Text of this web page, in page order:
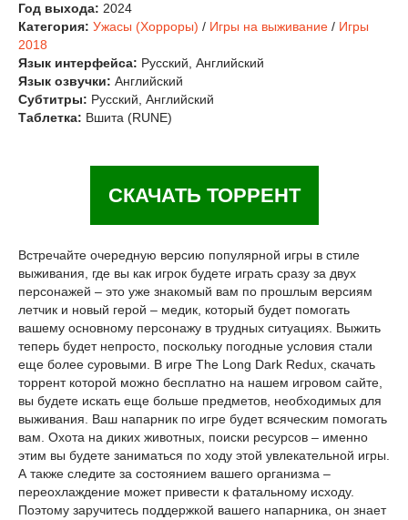
Год выхода: 2024
Категория: Ужасы (Хорроры) / Игры на выживание / Игры
2018
Язык интерфейса: Русский, Английский
Язык озвучки: Английский
Субтитры: Русский, Английский
Таблетка: Вшита (RUNE)
СКАЧАТЬ ТОРРЕНТ
Встречайте очередную версию популярной игры в стиле
выживания, где вы как игрок будете играть сразу за двух
персонажей – это уже знакомый вам по прошлым версиям
летчик и новый герой – медик, который будет помогать
вашему основному персонажу в трудных ситуациях. Выжить
теперь будет непросто, поскольку погодные условия стали
еще более суровыми. В игре The Long Dark Redux, скачать
торрент которой можно бесплатно на нашем игровом сайте,
вы будете искать еще больше предметов, необходимых для
выживания. Ваш напарник по игре будет всяческим помогать
вам. Охота на диких животных, поиски ресурсов – именно
этим вы будете заниматься по ходу этой увлекательной игры.
А также следите за состоянием вашего организма –
переохлаждение может привести к фатальному исходу.
Поэтому заручитесь поддержкой вашего напарника, он знает